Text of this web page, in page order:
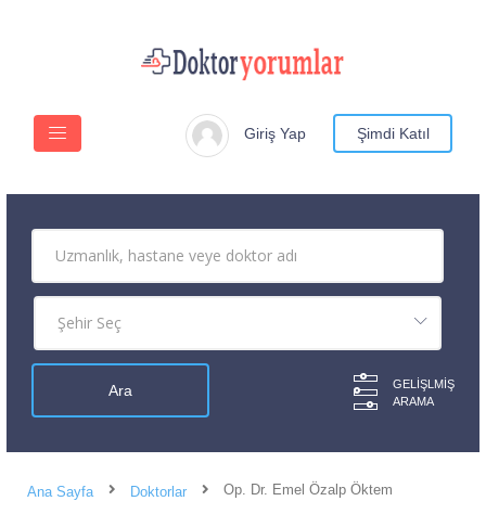
Giriş Yap Şimdi Katıl
GELIŞLMIŞ
ARAMA
Ana Sayfa Doktorlar Op. Dr. Emel Özalp Öktem